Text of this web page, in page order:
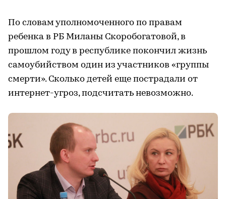
По словам уполномоченного по правам
ребенка в РБ Миланы Скоробогатовой, в
прошлом году в республике покончил жизнь
самоубийством один из участников «группы
смерти». Сколько детей еще пострадали от
интернет-угроз, подсчитать невозможно.